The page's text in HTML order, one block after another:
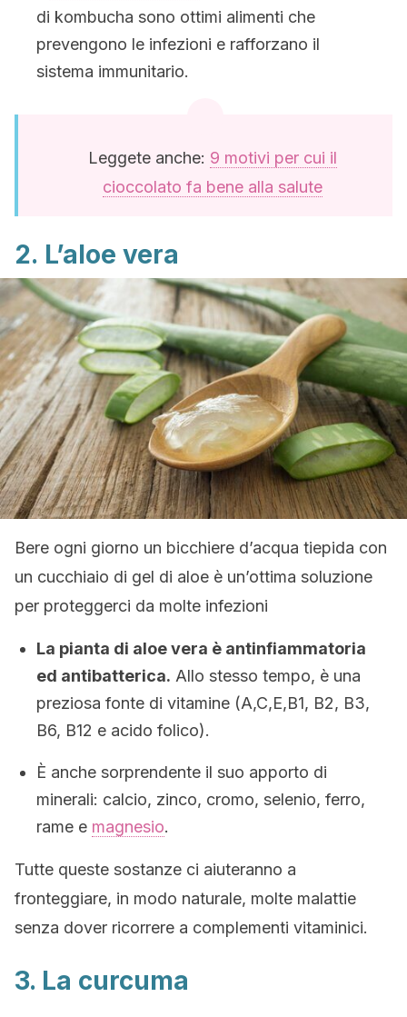
di kombucha sono ottimi alimenti che
prevengono le infezioni e rafforzano il
sistema immunitario.
Leggete anche: 9 motivi per cui il
cioccolato fa bene alla salute
2. L’aloe vera
Bere ogni giorno un bicchiere d’acqua tiepida con
un cucchiaio di gel di aloe è un’ottima soluzione
per proteggerci da molte infezioni
La pianta di aloe vera è antinfiammatoria
ed antibatterica. Allo stesso tempo, è una
preziosa fonte di vitamine (A,C,E,B1, B2, B3,
B6, B12 e acido folico).
È anche sorprendente il suo apporto di
minerali: calcio, zinco, cromo, selenio, ferro,
rame e magnesio.
Tutte queste sostanze ci aiuteranno a
fronteggiare, in modo naturale, molte malattie
senza dover ricorrere a complementi vitaminici.
3. La curcuma